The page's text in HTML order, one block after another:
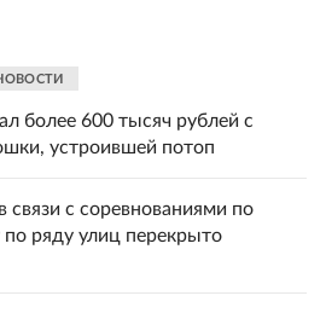
более 600 тысяч рублей с
устроившей потоп
связи с соревнованиями по
по ряду улиц перекрыто